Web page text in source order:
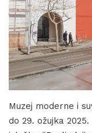
Muzej moderne i
do 29. ožujka